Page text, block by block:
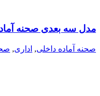
مدل سه بعدی صحنه آماده
صحنه آماده داخلی, اداری,